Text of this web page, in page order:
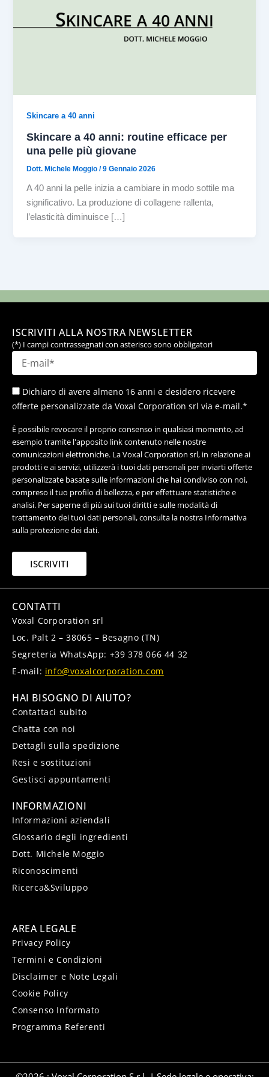
Skincare a 40 anni
Skincare a 40 anni: routine efficace per
una pelle più giovane
Dott. Michele Moggio/9 Gennaio 2026
A 40 anni la pelle inizia a cambiare in modo sottile ma
significativo. La produzione di collagene rallenta,
l’elasticità diminuisce […]
ISCRIVITI ALLA NOSTRA NEWSLETTER
(*) I campi contrassegnati con asterisco sono obbligatori
Dichiaro di avere almeno 16 anni e desidero ricevere
offerte personalizzate da Voxal Corporation srl via e-mail.*
È possibile revocare il proprio consenso in qualsiasi momento, ad
esempio tramite l'apposito link contenuto nelle nostre
comunicazioni elettroniche. La Voxal Corporation srl, in relazione ai
prodotti e ai servizi, utilizzerà i tuoi dati personali per inviarti offerte
personalizzate basate sulle informazioni che hai condiviso con noi,
compreso il tuo profilo di bellezza, e per effettuare statistiche e
analisi. Per saperne di più sui tuoi diritti e sulle modalità di
trattamento dei tuoi dati personali, consulta la nostra Informativa
sulla protezione dei dati.
ISCRIVITI
CONTATTI
Voxal Corporation srl
Loc. Palt 2 – 38065 – Besagno (TN)
Segreteria WhatsApp: +39 378 066 44 32
E-mail: info@voxalcorporation.com
HAI BISOGNO DI AIUTO?
Contattaci subito
Chatta con noi
Dettagli sulla spedizione
Resi e sostituzioni
Gestisci appuntamenti
INFORMAZIONI
Informazioni aziendali
Glossario degli ingredienti
Dott. Michele Moggio
Riconoscimenti
Ricerca&Sviluppo
AREA LEGALE
Privacy Policy
Termini e Condizioni
Disclaimer e Note Legali
Cookie Policy
Consenso Informato
Programma Referenti